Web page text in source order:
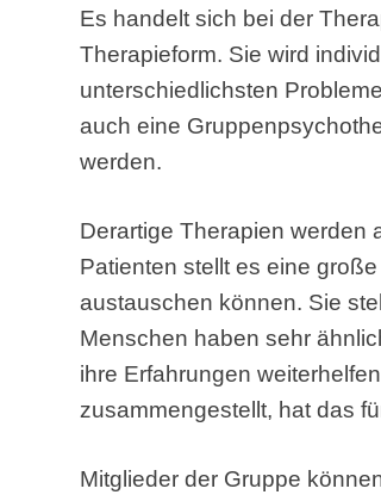
Es handelt sich bei der
Therapieform. Sie wird
unterschiedlichsten
auch eine
werden.
Derartige Therapien werden
Patienten stellt es eine
austauschen können. Sie
Menschen haben sehr
ihre Erfahrungen
zusammengestellt, hat das
Mitglieder der Gruppe